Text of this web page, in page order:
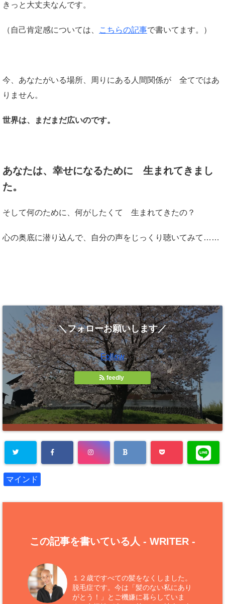
きっと大丈夫なんです。
（自己肯定感については、 こちらの記事で書いてます。）
今、あなたがいる場所、周りにある人間関係が 全てではあ
りません。
世界は、まだまだ広いのです。
あなたは、幸せになるために 生まれてきまし
た。
そして何のために、何がしたくて 生まれてきたの？
心の奥底に潜り込んで、自分の声をじっくり聴いてみて……
＼フォローお願いします／
Follow
feedly
マインド
この記事を書いている人 - WRITER -
１２歳ですべての髪をなくしました。
脱毛症です。今は「髪のない私にあり
がとう！」とご機嫌に暮らしていま